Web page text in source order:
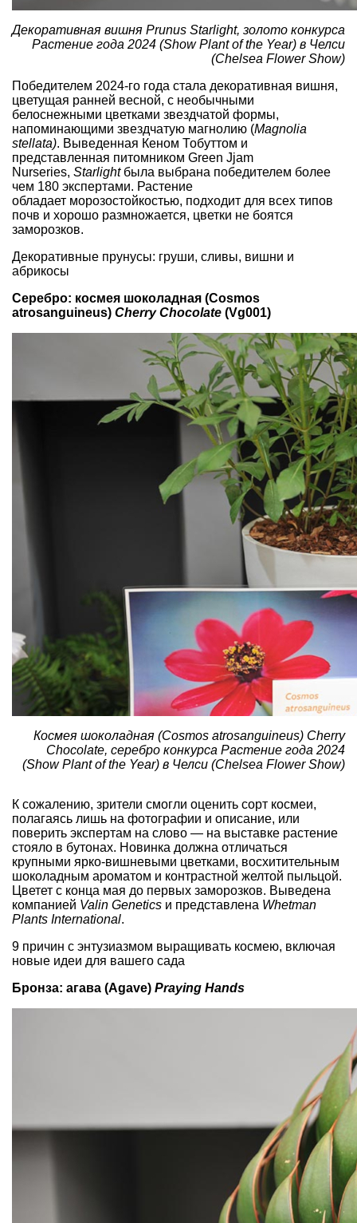
Декоративная вишня Prunus Starlight, золото конкурса
Растение года 2024 (Show Plant of the Year) в Челси
(Chelsea Flower Show)
Победителем 2024-го года стала декоративная вишня,
цветущая ранней весной, с необычными
белоснежными цветками звездчатой формы,
напоминающими звездчатую магнолию (Magnolia
stellata). Выведенная Кеном Тобуттом и
представленная питомником Green Jjam
Nurseries, Starlight была выбрана победителем более
чем 180 экспертами. Растение
обладает морозостойкостью, подходит для всех типов
почв и хорошо размножается, цветки не боятся
заморозков.
Декоративные прунусы: груши, сливы, вишни и
абрикосы
Серебро: космея шоколадная (Cosmos
atrosanguineus) Cherry Chocolate (Vg001)
Космея шоколадная (Cosmos atrosanguineus) Cherry
Chocolate, серебро конкурса Растение года 2024
(Show Plant of the Year) в Челси (Chelsea Flower Show)
К сожалению, зрители смогли оценить сорт космеи,
полагаясь лишь на фотографии и описание, или
поверить экспертам на слово — на выставке растение
стояло в бутонах. Новинка должна отличаться
крупными ярко-вишневыми цветками, восхитительным
шоколадным ароматом и контрастной желтой пыльцой.
Цветет с конца мая до первых заморозков. Выведена
компанией Valin Genetics и представлена Whetman
Plants International.
9 причин с энтузиазмом выращивать космею, включая
новые идеи для вашего сада
Бронза: агава (Agave) Praying Hands